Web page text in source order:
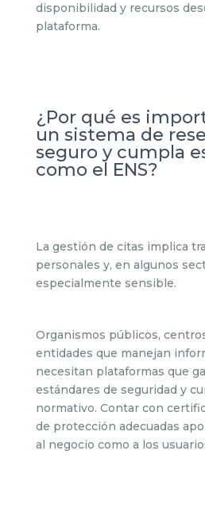
disponibilidad y recursos
plataforma.
¿Por qué es
un sistema de
seguro y cumpla
como el ENS?
La gestión de citas implica
personales y, en algunos
especialmente sensible.
Organismos públicos,
entidades que manejan
necesitan plataformas que
estándares de seguridad y
normativo. Contar con
de protección adecuadas
al negocio como a los